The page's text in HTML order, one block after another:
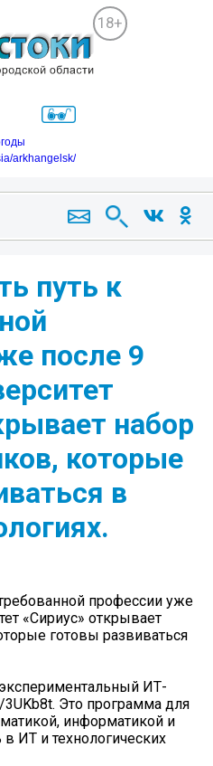
18+
arkhangelsk/
путь к
после 9
набор
которые
в
профессии уже
«Сириус» открывает
готовы развиваться
ИТ-
Это программа для
информатикой и
ИТ и технологических